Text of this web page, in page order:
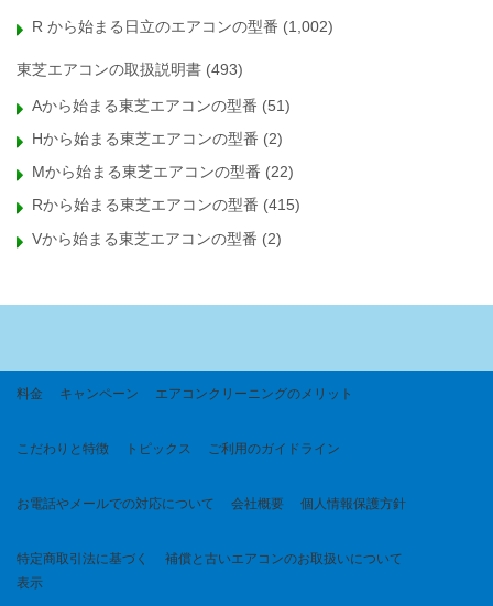
R から始まる日立のエアコンの型番 (1,002)
東芝エアコンの取扱説明書 (493)
Aから始まる東芝エアコンの型番 (51)
Hから始まる東芝エアコンの型番 (2)
Mから始まる東芝エアコンの型番 (22)
Rから始まる東芝エアコンの型番 (415)
Vから始まる東芝エアコンの型番 (2)
料金 キャンペーン エアコンクリーニングのメリット
こだわりと特徴 トピックス ご利用のガイドライン
お電話やメールでの対応について 会社概要 個人情報保護方針
特定商取引法に基づく
表示
補償と古いエアコンのお取扱いについて